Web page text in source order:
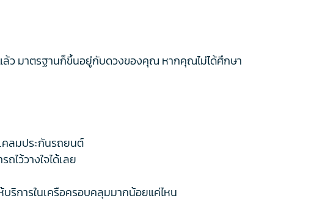
ล้ว มาตรฐานก็ขึ้นอยู่กับดวงของคุณ หากคุณไม่ได้ศึกษา
คลมประกันรถยนต์
ไว้วางใจได้เลย
ริการในเครือครอบคลุมมากน้อยแค่ไหน